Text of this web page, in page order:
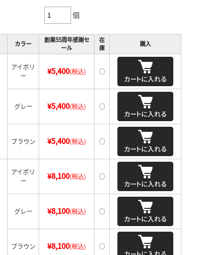
個
カラー
創業55周年感謝セ
ール
在
庫
購入
アイボリ
ー
¥5,400(税込) ○
グレー ¥5,400(税込) ○
ブラウン ¥5,400(税込) ○
アイボリ
ー
¥8,100(税込) ○
グレー ¥8,100(税込) ○
ブラウン ¥8,100(税込) ○